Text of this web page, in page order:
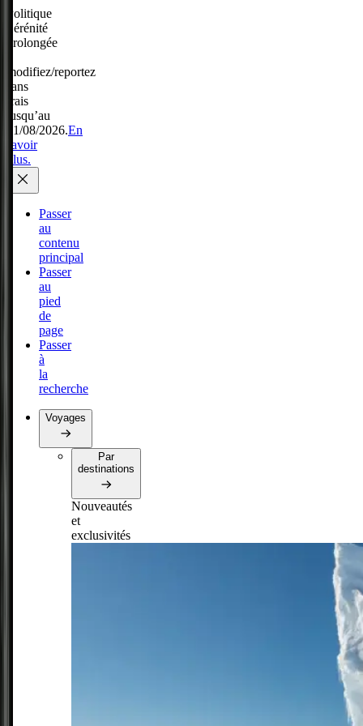
Politique
Sérénité
prolongée
modifiez/reportez
sans
frais
jusqu’au
31/08/2026.En
savoir
plus.
Passer
au
contenu
principal
Passer
au
pied
de
page
Passer
à
la
recherche
Voyages
Par
destinations
Nouveautés
et
exclusivités